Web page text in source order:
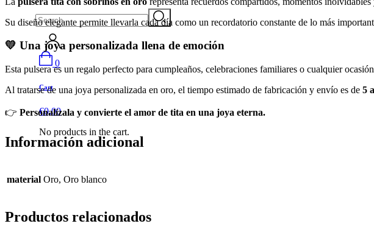
Search
0
Cart
€0,00
No products in the cart.
Su diseño elegante permite llevarla cada día como un recordatorio constante de lo más
💛 Una joya personalizada llena de emoción
Esta pulsera es un regalo perfecto para cumpleaños, celebraciones familiares o cualquier
Al tratarse de una joya personalizada en oro, el tiempo estimado de fabricación y envío es de 5
👉 Personalízala y convierte el amor de tita en una joya eterna.
Información adicional
material Oro, Oro blanco
Productos relacionados